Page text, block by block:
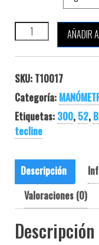
TECLINE SPG 52 MM
AÑADIR
SKU: T10017
Categoría:
Etiquetas: 300, 52,
tecline
Descripción
Valoraciones (0)
Descripción